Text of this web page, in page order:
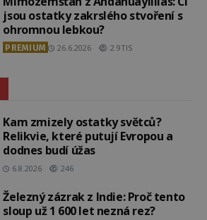
jsou ostatky zakrslého stvoření s
ohromnou lebkou?
PREMIUM 26.6.2026 2.9TIS
Kam zmizely ostatky světců?
Relikvie, které putují Evropou a
dodnes budí úžas
6.8.2026 246
Železný zázrak z Indie: Proč tento
sloup už 1 600 let nezná rez?